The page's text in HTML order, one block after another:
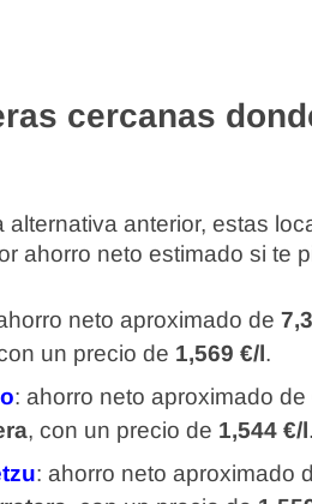
cercanas
alternativa anterior, estas
ahorro neto estimado si te
neto aproximado de
un precio de 1,569 €/l.
: ahorro neto aproximado de
, con un precio de 1,544 €/l.
: ahorro neto aproximado